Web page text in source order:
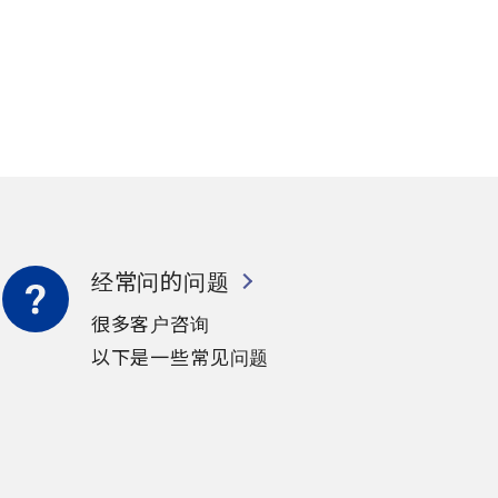
经常问的问题
很多客户咨询
以下是一些常见问题